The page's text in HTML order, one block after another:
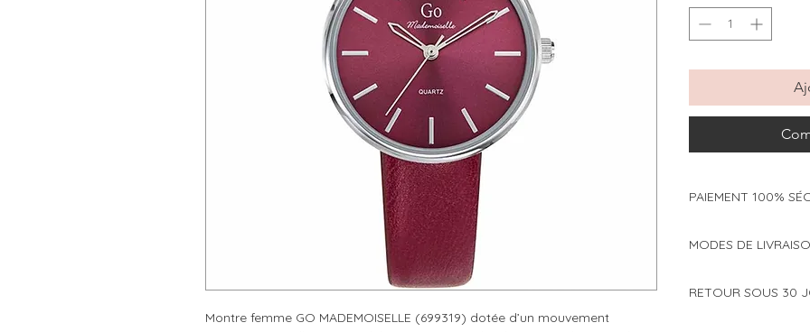
Montre femme GO MADEMOISELLE (699319) dotée d’un mouvement
PAIEMENT 100%
Paypal
MODES DE
ou en point relais
RETOUR SOUS 30